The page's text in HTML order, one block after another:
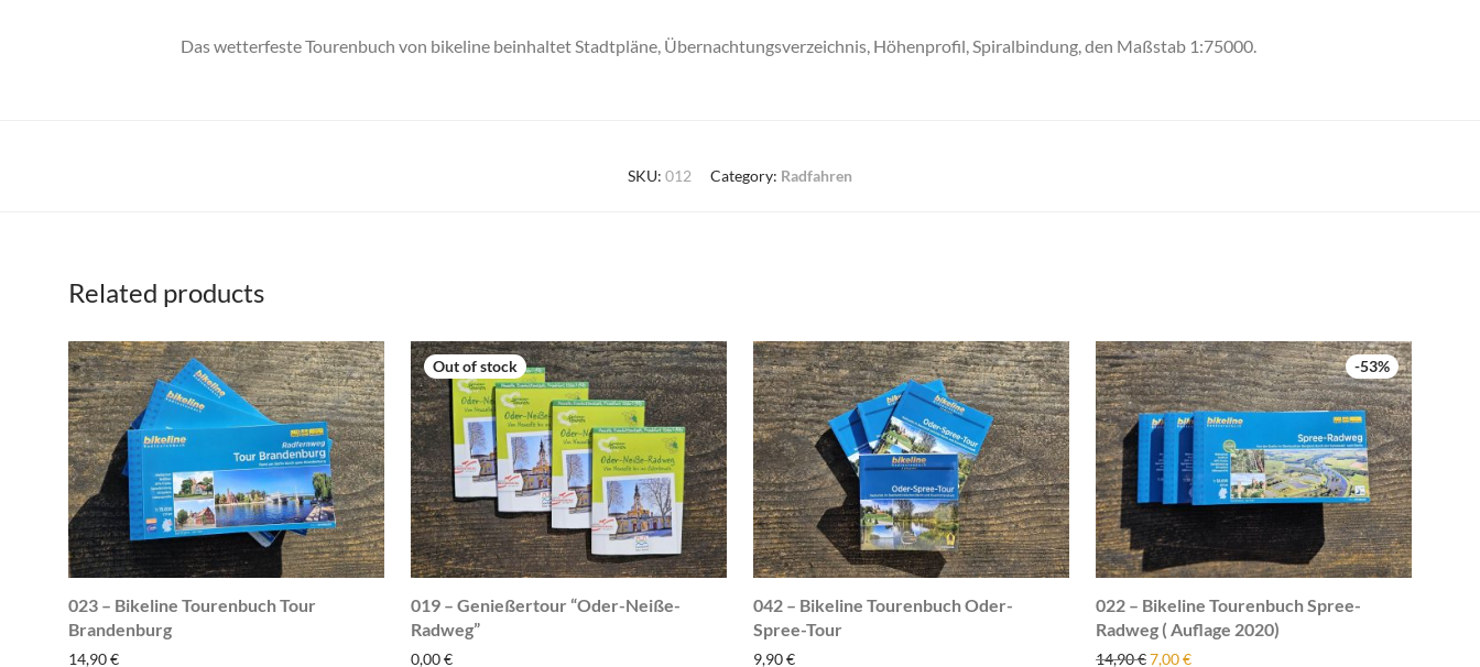
Das wetterfeste Tourenbuch von bikeline beinhaltet Stadtpläne, Übernachtungsverzeichnis, Höhenprofil, Spiralbindung, den Maßstab 1:75000.
SKU: 012 Category: Radfahren
Related products
023 – Bikeline Tourenbuch Tour
Brandenburg
14,90€
019 – Genießertour “Oder-Neiße-
Radweg”
0,00€
042 – Bikeline Tourenbuch Oder-
Spree-Tour
9,90€
-53%
022 – Bikeline Tourenbuch Spree-
Radweg ( Auflage 2020)
14,90€7,00€